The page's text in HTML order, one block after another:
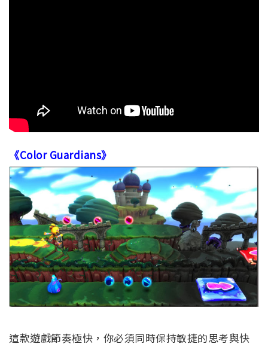
《Color Guardians》
這款遊戲節奏極快，你必須同時保持敏捷的思考與快